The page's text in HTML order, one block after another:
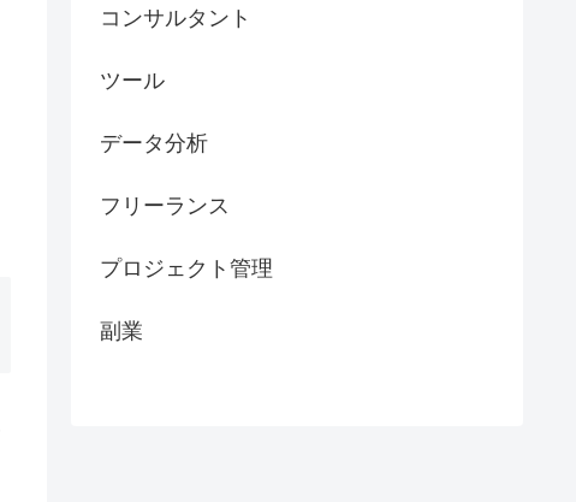
コンサルタント
ツール
データ分析
フリーランス
プロジェクト管理
副業